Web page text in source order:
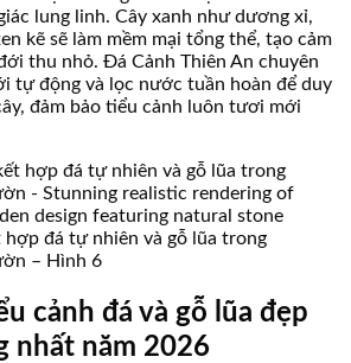
lung linh. Cây xanh như dương xỉ,
kẽ sẽ làm mềm mại tổng thể, tạo cảm
thu nhỏ. Đá Cảnh Thiên An chuyên
tự động và lọc nước tuần hoàn để duy
đảm bảo tiểu cảnh luôn tươi mới
hợp đá tự nhiên và gỗ lũa trong
– Hình 6
cảnh đá và gỗ lũa đẹp
nhất năm 2026